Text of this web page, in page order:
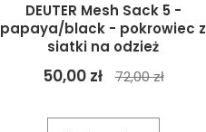
DEUTER Mesh Sack 5 -
papaya/black - pokrowiec z
siatki na odzież
50,00 zł 72,00 zł